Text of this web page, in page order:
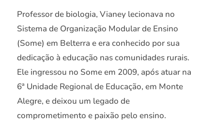
Professor de biologia, Vianey lecionava no
Sistema de Organização Modular de Ensino
(Some) em Belterra e era conhecido por sua
dedicação à educação nas comunidades rurais.
Ele ingressou no Some em 2009, após atuar na
6ª Unidade Regional de Educação, em Monte
Alegre, e deixou um legado de
comprometimento e paixão pelo ensino.